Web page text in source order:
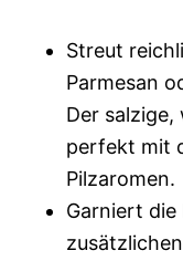
Streut
Parmesan
Der
perfekt mit
Pilzaromen.
Garniert die